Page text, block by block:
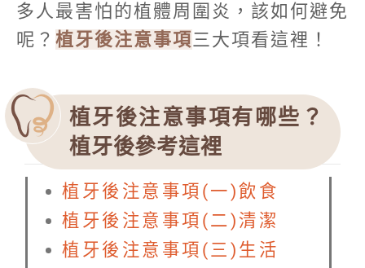
多人最害怕的植體周圍炎，該如何避免
呢？ 植牙後注意事項三大項看這裡！
植牙後注意事項有哪些？
植牙後參考這裡
植牙後注意事項(一)飲食
植牙後注意事項(二)清潔
植牙後注意事項(三)生活